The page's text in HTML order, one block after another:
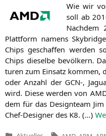
Wie wir
soll ab
Nach­dem
Platt­form namens
Chips geschaf­fen wer­den
Chips die­sel­be bevöl­kern.
tu­ren zum Ein­satz kom­men,
oder Anzahl der GCN‑,
wird. Die­se wer­den von
dem für das Design­team
Chef-Desi­gner des K8. (…)